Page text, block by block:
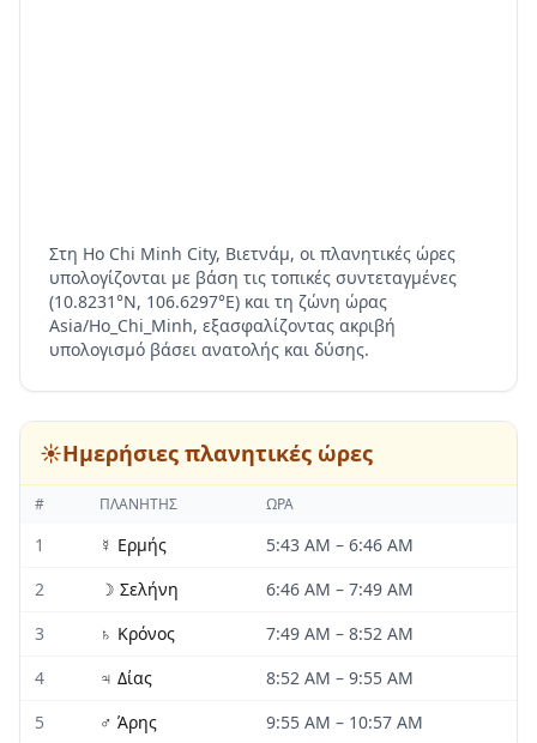
Στη Ho Chi Minh City, Βιετνάμ, οι πλανητικές ώρες
υπολογίζονται με βάση τις τοπικές συντεταγμένες
(10.8231°N, 106.6297°E) και τη ζώνη ώρας
Asia/Ho_Chi_Minh, εξασφαλίζοντας ακριβή
υπολογισμό βάσει ανατολής και δύσης.
☀️Ημερήσιες πλανητικές ώρες
# ΠΛΑΝΉΤΗΣ ΏΡΑ
1 ☿ Ερμής 5:43 AM – 6:46 AM
2
☽ Σελήνη 6:46 AM – 7:49 AM
3
♄ Κρόνος 7:49 AM – 8:52 AM
4
♃ Δίας 8:52 AM – 9:55 AM
5
♂ Άρης 9:55 AM – 10:57 AM